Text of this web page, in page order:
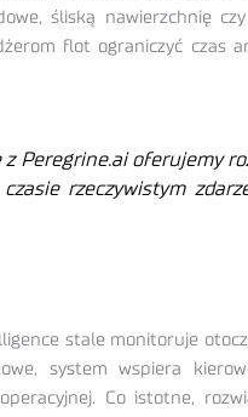
śliską nawierzchnię
flot ograniczyć czas
Peregrine.ai oferujemy
rzeczywistym
stale monitoruje
system wspiera
Co istotne,